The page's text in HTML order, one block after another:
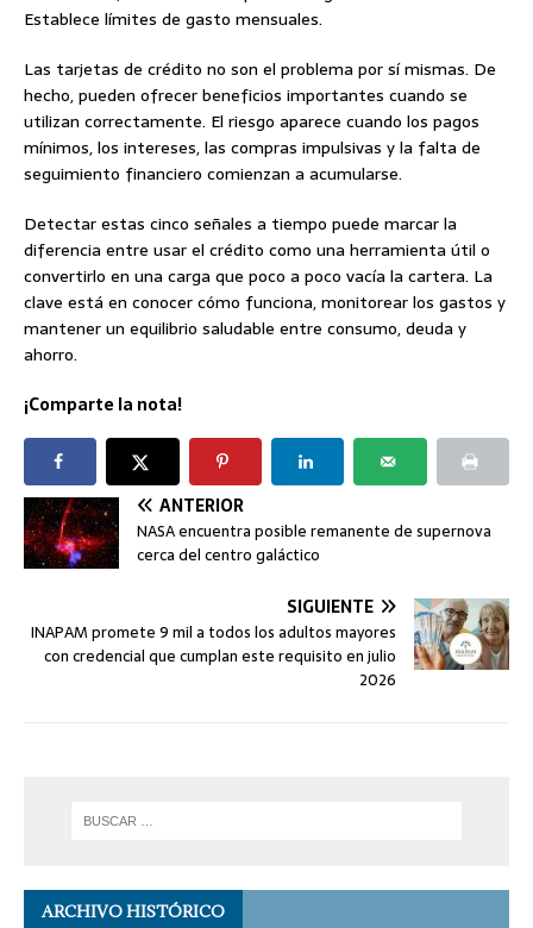
Establece límites de gasto mensuales.
Las tarjetas de crédito no son el problema por sí mismas. De
hecho, pueden ofrecer beneficios importantes cuando se
utilizan correctamente. El riesgo aparece cuando los pagos
mínimos, los intereses, las compras impulsivas y la falta de
seguimiento financiero comienzan a acumularse.
Detectar estas cinco señales a tiempo puede marcar la
diferencia entre usar el crédito como una herramienta útil o
convertirlo en una carga que poco a poco vacía la cartera. La
clave está en conocer cómo funciona, monitorear los gastos y
mantener un equilibrio saludable entre consumo, deuda y
ahorro.
¡Comparte la nota!
ANTERIOR
NASA encuentra posible remanente de supernova
cerca del centro galáctico
SIGUIENTE
INAPAM promete 9 mil a todos los adultos mayores
con credencial que cumplan este requisito en julio
2026
ARCHIVO HISTÓRICO